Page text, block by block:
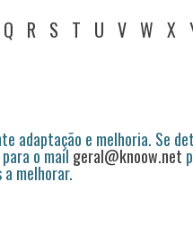
Q R S T U V W X
adaptação e melhoria. Se
o mail geral@knoow.net
melhorar.